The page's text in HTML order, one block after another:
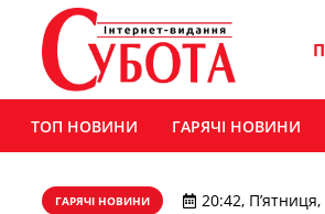
ТОП НОВИНИ ГАРЯЧІ НОВИНИ
ГАРЯЧІ НОВИНИ 20:42,